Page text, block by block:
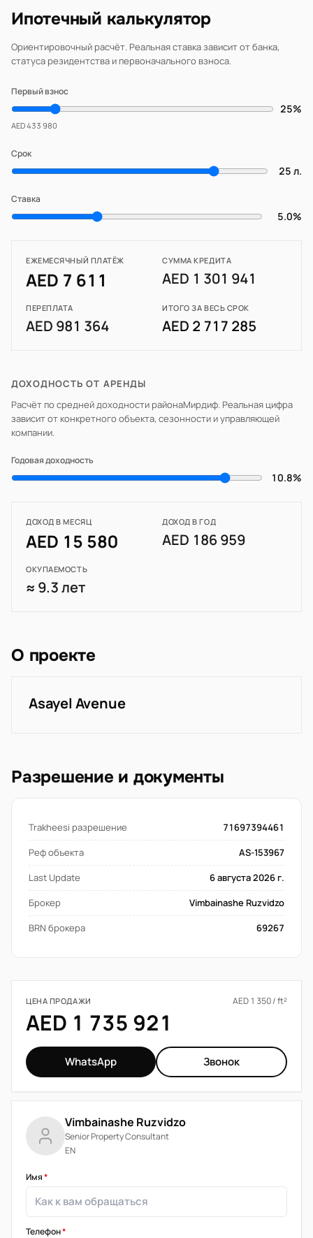
Ипотечный калькулятор
Ориентировочный расчёт. Реальная ставка зависит от банка,
статуса резидентства и первоначального взноса.
Первый взнос
25%
AED 433 980
Срок
25 л.
Ставка
5.0%
ЕЖЕМЕСЯЧНЫЙ ПЛАТЁЖ
AED 7 611
СУММА КРЕДИТА
AED 1 301 941
ПЕРЕПЛАТА
AED 981 364
ИТОГО ЗА ВЕСЬ СРОК
AED 2 717 285
ДОХОДНОСТЬ ОТ АРЕНДЫ
Расчёт по средней доходности районаМирдиф. Реальная цифра
зависит от конкретного объекта, сезонности и управляющей
компании.
Годовая доходность
10.8%
ДОХОД В МЕСЯЦ
AED 15 580
ДОХОД В ГОД
AED 186 959
ОКУПАЕМОСТЬ
≈ 9.3 лет
О проекте
Asayel Avenue
Разрешение и документы
Trakheesi разрешение
71697394461
Реф объекта
AS-153967
Last Update
6 августа 2026 г.
Брокер
Vimbainashe Ruzvidzo
BRN брокера
69267
ЦЕНА ПРОДАЖИ AED 1 350 / ft²
AED 1 735 921
WhatsApp Звонок
Vimbainashe Ruzvidzo
Senior Property Consultant
EN
Имя*
Телефон*